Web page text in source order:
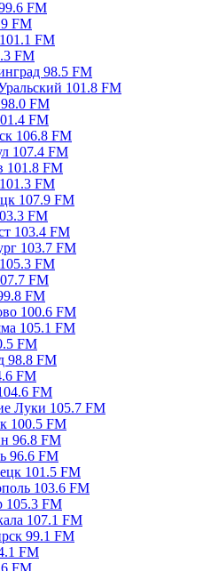
FM
FM
FM
FM
98.5 FM
101.8 FM
FM
FM
106.8 FM
107.4 FM
101.8 FM
FM
107.9 FM
FM
103.4 FM
103.7 FM
FM
FM
FM
100.6 FM
105.1 FM
FM
98.8 FM
FM
FM
Луки 105.7 FM
100.5 FM
96.8 FM
96.6 FM
101.5 FM
103.6 FM
105.3 FM
107.1 FM
99.1 FM
FM
FM